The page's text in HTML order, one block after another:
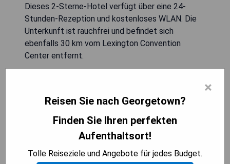
Dieses 2-Sterne-Hotel verfügt über eine 24-
Stunden-Rezeption und kostenloses WLAN. Die
Unterkunft ist rauchfrei und befindet sich
ebenfalls 30 km vom Lexington Convention
Center entfernt.
- 24-Stunden-Rezeption
- Nichtraucherunterkunft
- Gute Anbindung an lokale Sehenswürdigkeiten
PREISE ANZEIGEN
×
Reisen Sie nach Georgetown?
Finden Sie Ihren perfekten
Aufenthaltsort!
Tolle Reiseziele und Angebote für jedes Budget.